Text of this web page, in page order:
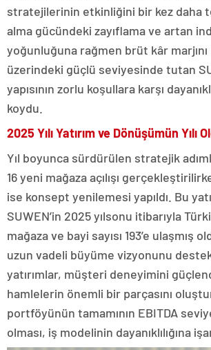
stratejilerinin etkinliğini bir kez daha
alma gücündeki zayıflama ve artan
yoğunluğuna rağmen brüt kâr marjını
üzerindeki güçlü seviyesinde tutan
yapısının zorlu koşullara karşı
koydu.
2025 Yılı Yatırım ve Dönüşümün Yılı
Yıl boyunca sürdürülen stratejik
16 yeni mağaza açılışı
ise konsept yenilemesi yapıldı. Bu
SUWEN’in 2025 yılsonu itibarıyla
mağaza ve bayi sayısı 193’e ulaşmış
uzun vadeli büyüme vizyonunu
yatırımlar, müşteri deneyimini
hamlelerin önemli bir parçasını
portföyünün tamamının EBITDA
olması, iş modelinin dayanıklılığına